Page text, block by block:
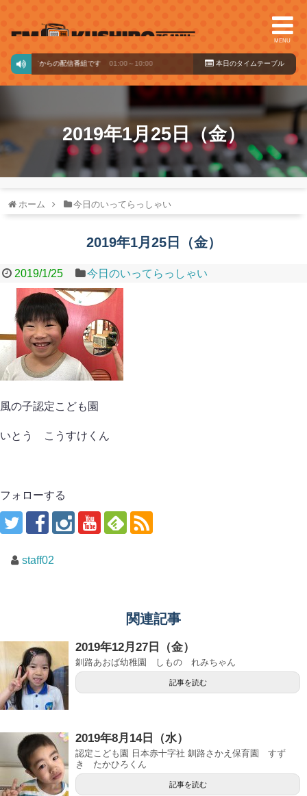
MENU
クバードからの配信番組です 01:00～10:00 本日のタイ ムテーブル
2019年1月25日（金）
ホーム 今日のいってらっしゃい
2019年1月25日（金）
2019/1/25 今日のいってらっしゃい
風の子認定こども園
いとう こうすけくん
フォローする
staff02
関連記事
2019年12月27日（金）
釧路あおば幼稚園 しもの れみちゃん
記事を読む
2019年8月14日（水）
認定こども園 日本赤十字社 釧路さかえ保育園 すず
き たかひろくん
記事を読む